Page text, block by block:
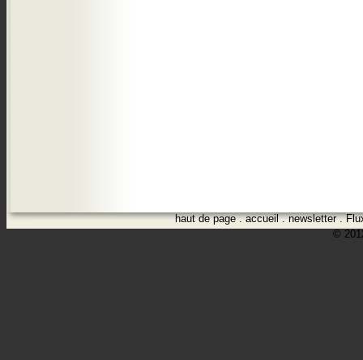
haut de page.accueil.newsletter.
©